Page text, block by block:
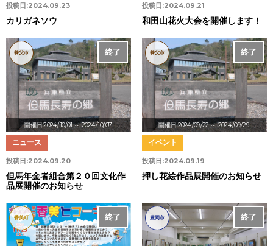
投稿日:2024.09.23
カリガネソウ
投稿日:2024.09.21
和田山花火大会を開催します！
開催日:2024/10/01～ 2024/10/07
終了
養父市
投稿日:2024.09.20
ニュース
但馬年金者組合第２０回文化作
品展開催のお知らせ
開催日:2024/09/22～ 2024/09/29
終了
養父市
投稿日:2024.09.19
イベント
押し花絵作品展開催のお知らせ
終了
香美町 終了
豊岡市